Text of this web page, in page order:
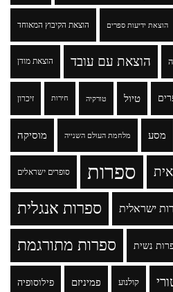
הוצאת הקיבוץ המאוחד הוצאת ידיעות ספרים
הוצאת מודן הוצאת עם עובד
זיכרון חירות טורקיה טיול
מוסיקה מלחמת העולם השנייה מסע
סופרים ישראלים ספרות
ספרות אנגלית ישראלית
ספרות מתורגמת נשית
פילוסופיה פמיניזם קולנוע